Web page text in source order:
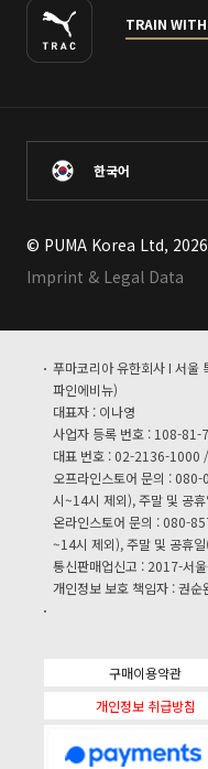
TRAIN
한국어
© PUMA Korea Ltd,
Imprint & Legal Data
푸마코리아 유한회사 I 서울
파인에비뉴)
대표자 : 이나영
사업자 등록 번호 : 108-81-
대표 번호 : 02-2136-1000
오프라인스토어 문의 :
시~14시 제외), 주말 및 공
온라인스토어 문의 : 080-
~14시 제외), 주말 및 공휴
통신판매업신고 : 2017-서
개인정보 보호 책임자 : 권순
구매이용약관
개인정보 취급방침